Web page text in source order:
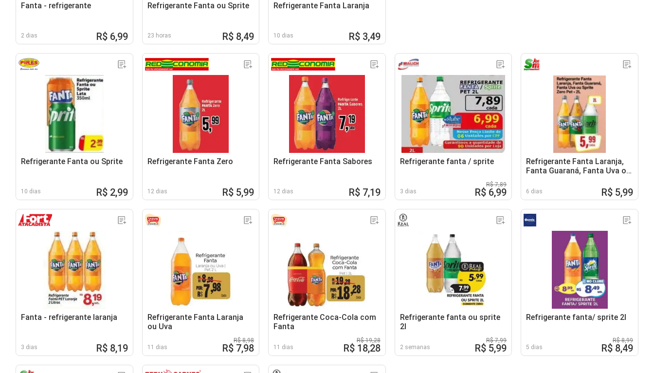
Fanta - refrigerante
2 dias R$ 6,99
Refrigerante Fanta ou Sprite
23 horas R$ 8,49
Refrigerante Fanta Laranja
10 dias R$ 3,49
Refrigerante Fanta ou Sprite
10 dias R$ 2,99
Refrigerante Fanta Zero
12 dias R$ 5,99
Refrigerante Fanta Sabores
12 dias R$ 7,19
Refrigerante fanta / sprite
3 dias
R$ 7,89
R$ 6,99
Refrigerante Fanta Laranja,
Fanta Guaraná, Fanta Uva ou
6 dias R$ 5,99
Fanta - refrigerante laranja
3 dias R$ 8,19
Refrigerante Fanta Laranja
ou Uva
11 dias
R$ 8,98
R$ 7,98
Refrigerante Coca-Cola com
Fanta
11 dias
R$ 19,28
R$ 18,28
Refrigerante fanta ou sprite
2l
2 semanas
R$ 7,99
R$ 5,99
Refrigerante fanta/ sprite 2l
5 dias
R$ 8,99
R$ 8,49